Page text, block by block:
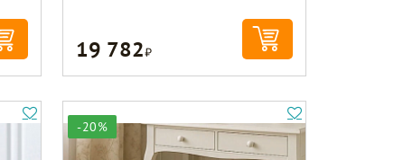
19 782Р
-20%